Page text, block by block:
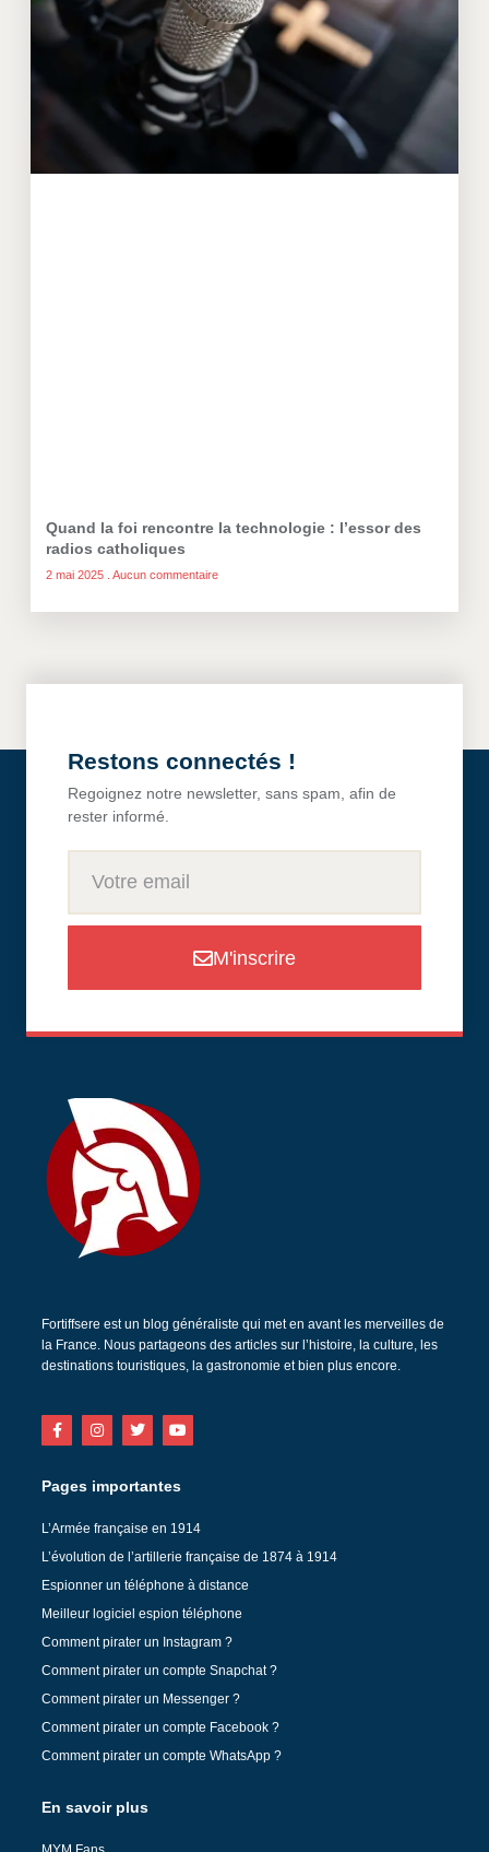
Quand la foi rencontre la technologie : l’essor des
radios catholiques
2 mai 2025 Aucun commentaire
Restons connectés !
Regoignez notre newsletter, sans spam, afin de
rester informé.
M'inscrire
Fortiffsere est un blog généraliste qui met en avant les merveilles de
la France. Nous partageons des articles sur l’histoire, la culture, les
destinations touristiques, la gastronomie et bien plus encore.
Pages importantes
L’Armée française en 1914
L’évolution de l’artillerie française de 1874 à 1914
Espionner un téléphone à distance
Meilleur logiciel espion téléphone
Comment pirater un Instagram ?
Comment pirater un compte Snapchat ?
Comment pirater un Messenger ?
Comment pirater un compte Facebook ?
Comment pirater un compte WhatsApp ?
En savoir plus